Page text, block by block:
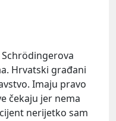
Hrvatski građani
Imaju pravo
čekaju jer nema
nerijetko sam